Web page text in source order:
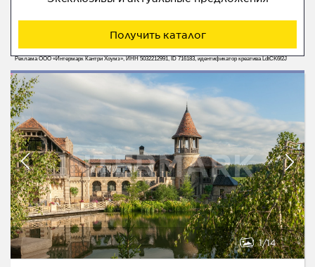
Получить каталог
Реклама ООО «Интермарк Кантри Хоумз», ИНН 5032212991, ID 716183, идентификатор креатива LdtCK6f2J
1 14